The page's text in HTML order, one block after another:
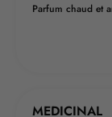
Parfum chaud et
MEDICINAL